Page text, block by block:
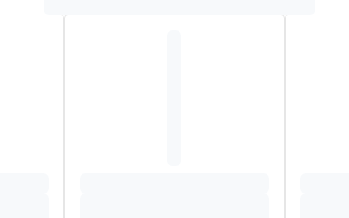
en een lichte, subtiele geur. Klorane's Conditioner